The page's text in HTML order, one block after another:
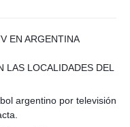
EN ARGENTINA
LAS LOCALIDADES DEL
argentino por televisión